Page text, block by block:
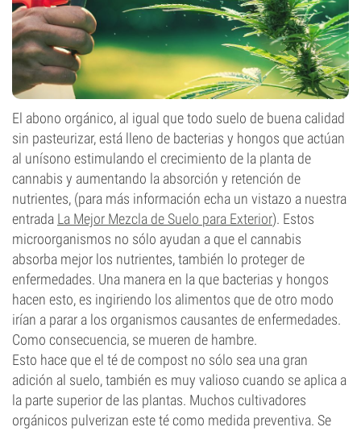
El abono orgánico, al igual que todo suelo de buena calidad
sin pasteurizar, está lleno de bacterias y hongos que actúan
al unísono estimulando el crecimiento de la planta de
cannabis y aumentando la absorción y retención de
nutrientes, (para más información echa un vistazo a nuestra
entrada La Mejor Mezcla de Suelo para Exterior). Estos
microorganismos no sólo ayudan a que el cannabis
absorba mejor los nutrientes, también lo proteger de
enfermedades. Una manera en la que bacterias y hongos
hacen esto, es ingiriendo los alimentos que de otro modo
irían a parar a los organismos causantes de enfermedades.
Como consecuencia, se mueren de hambre.
Esto hace que el té de compost no sólo sea una gran
adición al suelo, también es muy valioso cuando se aplica a
la parte superior de las plantas. Muchos cultivadores
orgánicos pulverizan este té como medida preventiva. Se